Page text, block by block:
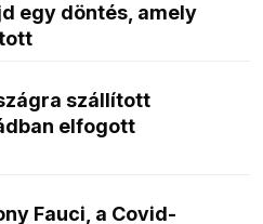
egy döntés, amely
szállított
elfogott
Fauci, a Covid-